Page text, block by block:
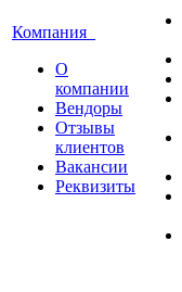
Компания
О
компании
Вендоры
Отзывы
клиентов
Вакансии
Реквизиты